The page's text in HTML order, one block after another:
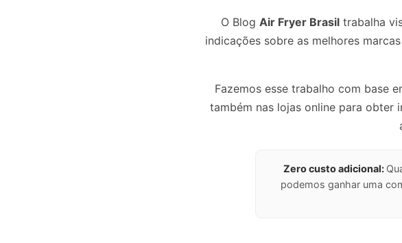
O Blog Air Fryer Brasil trabalha
indicações sobre as melhores
Fazemos esse trabalho com base
também nas lojas online para obter
Zero custo adicional:
podemos ganhar uma